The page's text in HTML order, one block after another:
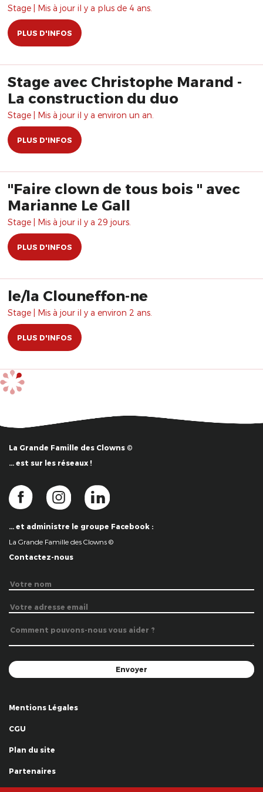
Stage | Mis à jour il y a plus de 4 ans.
PLUS D'INFOS
Stage avec Christophe Marand -
La construction du duo
Stage | Mis à jour il y a environ un an.
PLUS D'INFOS
"Faire clown de tous bois " avec
Marianne Le Gall
Stage | Mis à jour il y a 29 jours.
PLUS D'INFOS
le/la Clouneffon-ne
Stage | Mis à jour il y a environ 2 ans.
PLUS D'INFOS
La Grande Famille des Clowns ©
… est sur les réseaux !
… et administre le groupe Facebook :
La Grande Famille des Clowns ©
Contactez-nous
Mentions Légales
CGU
Plan du site
Partenaires